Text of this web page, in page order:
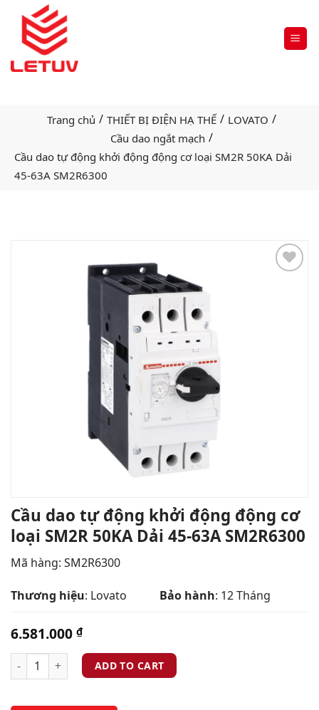
Trang chủ / THIẾT BỊ ĐIỆN HẠ THẾ / LOVATO /
Cầu dao ngắt mạch /
Cầu dao tự động khởi động động cơ loại SM2R 50KA Dải
45-63A SM2R6300
Cầu dao tự động khởi động động cơ
loại SM2R 50KA Dải 45-63A SM2R6300
Mã hàng: SM2R6300
Thương hiệu: Lovato Bảo hành: 12 Tháng
6.581.000 ₫
ADD TO CART